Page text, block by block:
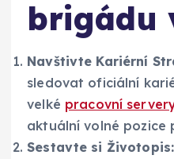
brigádu
Navštivte Kariérní
sledovat oficiální
velké pracovní
aktuální volné pozice
Sestavte si Životopis: